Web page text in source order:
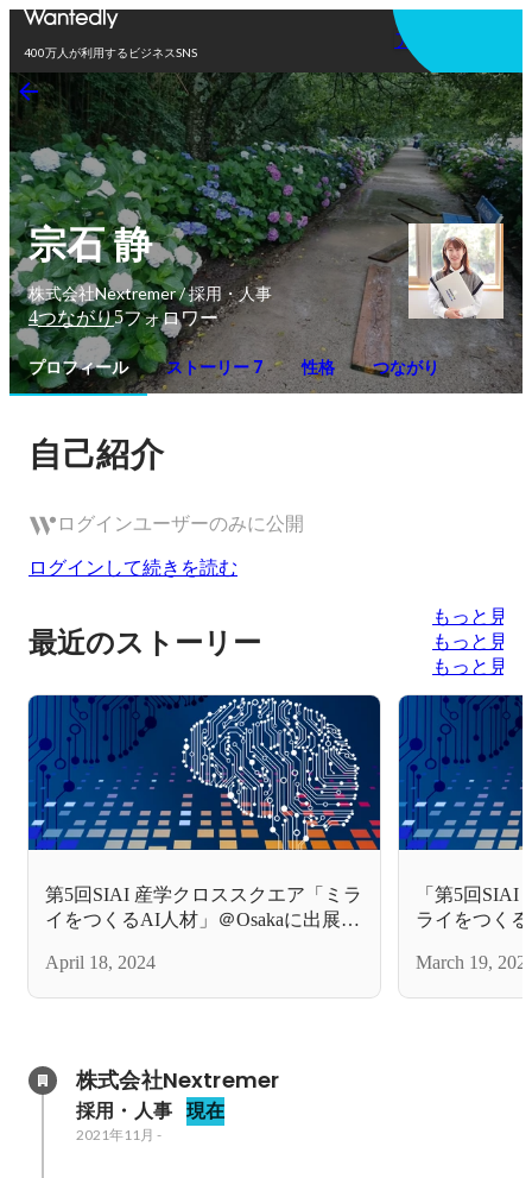
400万人が利用するビジネスSNS
アプリを使う
宗石 静
株式会社Nextremer / 採用・人事
4つながり5フォロワー
プロフィール ストーリー 7 性格 つながり
自己紹介
ログインユーザーのみに公開
ログインして続きを読む
最近のストーリー
もっと見る
もっと見る
もっと見る
第5回SIAI 産学クロススクエア「ミラ
イをつくるAI人材」＠Osakaに出展し
April 18, 2024
「第5回SIAI
ライをつく
March 19,
株式会社Nextremer
採用・人事 現在
2021年11月 -